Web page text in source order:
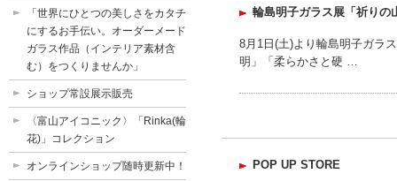
輪島明子ガラス展「祈りの
8月1日(土)より輪島明子ガ
明」「柔らかさと硬 …
POP UP STORE
「世界にひとつの美しさをカタチ
にするお手伝い。オーダーメード
ガラス作品（インテリア素材含
む）をつくりませんか」
ショップ常設展示販売
〈富山アイコニック〉「Rinka(輪
花)」コレクション
オンラインショップ随時更新中！